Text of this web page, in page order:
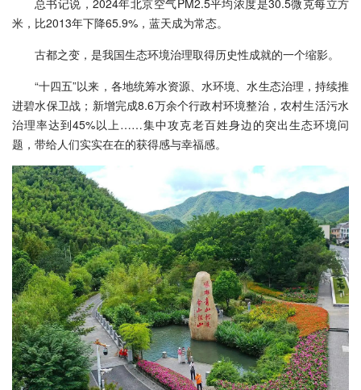
米，比2013年下降65.9%，蓝天成为常态。
古都之变，是我国生态环境治理取得历史性成就的一个缩影。
“十四五”以来，各地统筹水资源、水环境、水生态治理，持续推
进碧水保卫战；新增完成8.6万余个行政村环境整治，农村生活污水
治理率达到45%以上……集中攻克老百姓身边的突出生态环境问
题，带给人们实实在在的获得感与幸福感。